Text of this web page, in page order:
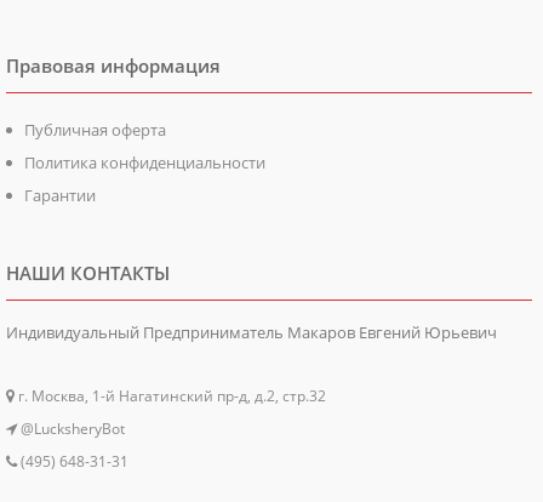
Правовая информация
Публичная оферта
Политика конфиденциальности
Гарантии
НАШИ КОНТАКТЫ
Индивидуальный Предприниматель Макаров Евгений Юрьевич
г. Москва, 1-й Нагатинский пр-д, д.2, стр.32
@LucksheryBot
(495) 648-31-31